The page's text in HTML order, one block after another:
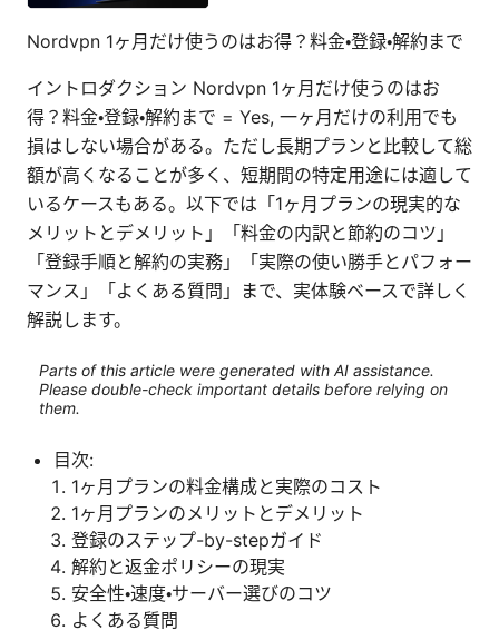
Nordvpn 1ヶ月だけ使うのはお得？料金・登録・解約まで
イントロダクション Nordvpn 1ヶ月だけ使うのはお
得？料金・登録・解約まで = Yes, 一ヶ月だけの利用でも
損はしない場合がある。ただし長期プランと比較して総
額が高くなることが多く、短期間の特定用途には適して
いるケースもある。以下では「1ヶ月プランの現実的な
メリットとデメリット」「料金の内訳と節約のコツ」
「登録手順と解約の実務」「実際の使い勝手とパフォー
マンス」「よくある質問」まで、実体験ベースで詳しく
解説します。
Parts of this article were generated with AI assistance.
Please double-check important details before relying on
them.
目次:
1ヶ月プランの料金構成と実際のコスト
1ヶ月プランのメリットとデメリット
登録のステップ-by-stepガイド
解約と返金ポリシーの現実
安全性・速度・サーバー選びのコツ
よくある質問